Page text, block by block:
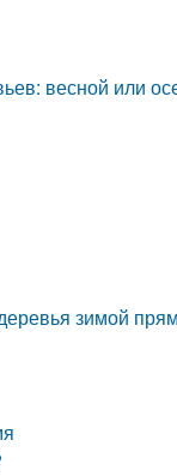
весной или
зимой